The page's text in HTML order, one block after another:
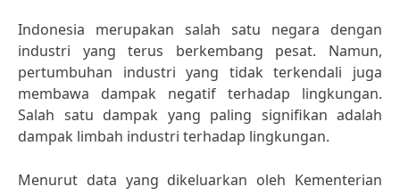
Indonesia merupakan salah satu negara dengan
industri yang terus berkembang pesat. Namun,
pertumbuhan industri yang tidak terkendali juga
membawa dampak negatif terhadap lingkungan.
Salah satu dampak yang paling signifikan adalah
dampak limbah industri terhadap lingkungan.
Menurut data yang dikeluarkan oleh Kementerian